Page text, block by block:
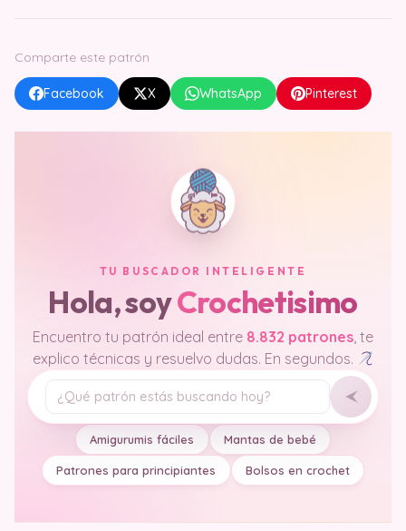
Comparte este patrón
Facebook X WhatsApp Pinterest
TU BUSCADOR INTELIGENTE
Hola, soyCrochetisimo
Encuentro tu patrón ideal entre 8.832 patrones , te
explico técnicas y resuelvo dudas. En segundos.
Tu pregunta
Amigurumis fáciles Mantas de bebé
Patrones para principiantes Bolsos en crochet